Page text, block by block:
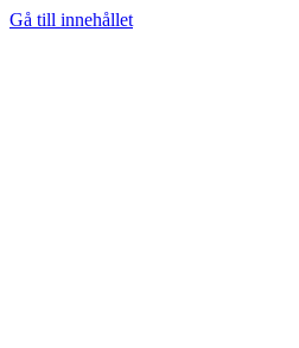
Gå till innehållet